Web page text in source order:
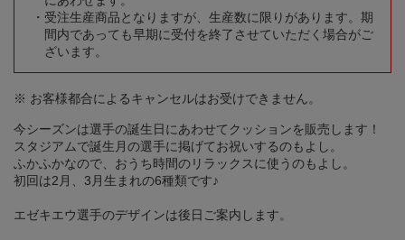
受注生産商品となりますが、生産数に限りがあります。期
間内であっても早期に受付を終了させていただく場合がご
ざいます。
※ お客様都合によるキャンセルはお受けできません。
今シーズンは選手の誕生日にあわせてクッションを販売します！
スタジアムで誕生月の選手に掲げてお祝いするのもよし。
ふかふかなので、おうち時間のリラックスに使うのもよし。
初回は2月、3月生まれの6種類です♪
エゼキエウ選手のデザインは後日ご案内します。